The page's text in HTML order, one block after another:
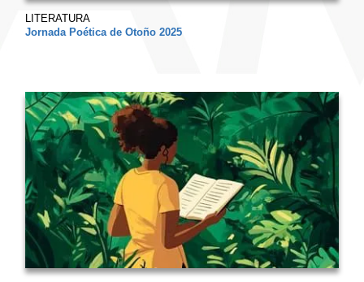
LITERATURA
Jornada Poética de Otoño 2025